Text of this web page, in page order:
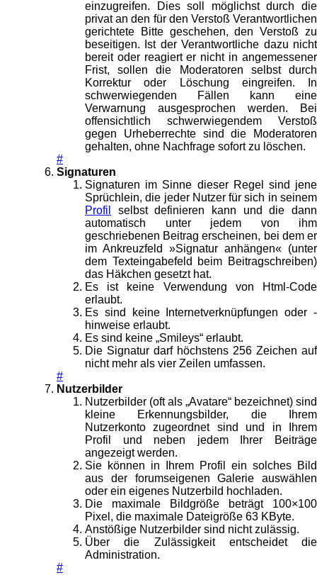
einzugreifen. Dies soll möglichst durch die
privat an den für den Verstoß Verantwortlichen
gerichtete Bitte geschehen, den Verstoß zu
beseitigen. Ist der Verantwortliche dazu nicht
bereit oder reagiert er nicht in angemessener
Frist, sollen die Moderatoren selbst durch
Korrektur oder Löschung eingreifen. In
schwerwiegenden Fällen kann eine
Verwarnung ausgesprochen werden. Bei
offensichtlich schwerwiegendem Verstoß
gegen Urheberrechte sind die Moderatoren
gehalten, ohne Nachfrage sofort zu löschen.
#
Signaturen
Signaturen im Sinne dieser Regel sind jene
Sprüchlein, die jeder Nutzer für sich in seinem
Profil
selbst definieren kann und die dann
automatisch unter jedem von ihm
geschriebenen Beitrag erscheinen, bei dem er
im Ankreuzfeld »Signatur anhängen« (unter
dem Texteingabefeld beim Beitragschreiben)
das Häkchen gesetzt hat.
Es ist keine Verwendung von Html-Code
erlaubt.
Es sind keine Internetverknüpfungen oder -
hinweise erlaubt.
Es sind keine „Smileys“ erlaubt.
Die Signatur darf höchstens 256 Zeichen auf
nicht mehr als vier Zeilen umfassen.
#
Nutzerbilder
Nutzerbilder (oft als „Avatare“ bezeichnet) sind
kleine Erkennungsbilder, die Ihrem
Nutzerkonto zugeordnet sind und in Ihrem
Profil und neben jedem Ihrer Beiträge
angezeigt werden.
Sie können in Ihrem Profil ein solches Bild
aus der forumseigenen Galerie auswählen
oder ein eigenes Nutzerbild hochladen.
Die maximale Bildgröße beträgt 100×100
Pixel, die maximale Dateigröße 63 KByte.
Anstößige Nutzerbilder sind nicht zulässig.
Über die Zulässigkeit entscheidet die
Administration.
#